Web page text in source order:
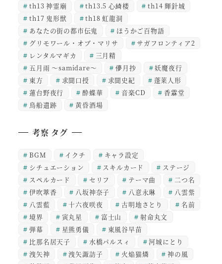
th13 神霊廟
th13.5 心綺楼
th14 輝針城
th17 鬼形獣
th18 虹龍洞
あなたの街の都市伝鬼
ほうかご百物語
グリモワール・オブ・マリサ
サガフロンティア2
レンタルマギカ
三月精
五月雨 ～samidare～
儚月抄
妖魔夜行
東方
求聞口授 求聞史紀
蓬莱人形
蓮台野夜行
酔蝶華 音楽CD
香霖堂
鳥船遺跡
黄昏酒場
考察 タグ
BGM イクチ
キャラ設定
シチュエーション
スキルカード
ステージ
スペルカード
セリフ テーマ曲
二つ名
伊吹萃香
八坂神奈子 八意永琳
八雲紫
八雲藍
十六夜咲夜 古明地さとり
名前
境界
寅丸星 富士山
射命丸文
弾幕
星熊勇儀
東風谷早苗
比那名居天子
水橋パルスィ
河城にとり
洩矢神
洩矢諏訪子 火焔猫燐
神の風